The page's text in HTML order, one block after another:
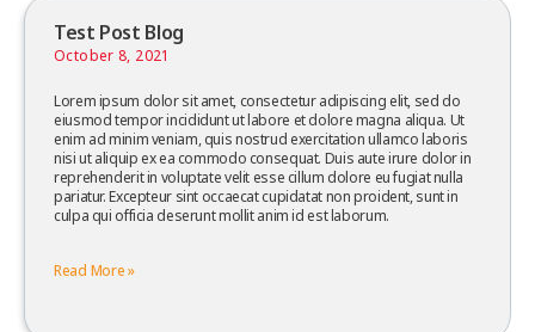
Test Post Blog
October 8, 2021
Lorem ipsum dolor sit amet, consectetur adipiscing elit, sed do
eiusmod tempor incididunt ut labore et dolore magna aliqua. Ut
enim ad minim veniam, quis nostrud exercitation ullamco laboris
nisi ut aliquip ex ea commodo consequat. Duis aute irure dolor in
reprehenderit in voluptate velit esse cillum dolore eu fugiat nulla
pariatur. Excepteur sint occaecat cupidatat non proident, sunt in
culpa qui officia deserunt mollit anim id est laborum.
Read More »